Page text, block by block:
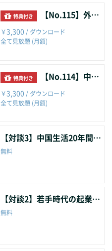
特典付き 【No.115】外債登記と発展改革委員会の関係
￥3,300 / ダウンロード
全て見放題 (月額)
特典付き 【No.114】中国から対外（境外）出資のポイント
￥3,300 / ダウンロード
全て見放題 (月額)
【対談3】中国生活20年間を振り返って
無料
【対談2】若手時代の起業と経営者の仕事
無料